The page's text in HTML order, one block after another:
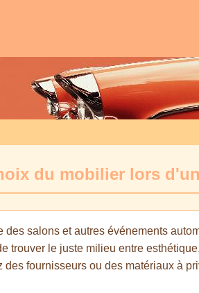
du mobilier lors
salons et autres événements
trouver le juste milieu entre
fournisseurs ou des matériaux à